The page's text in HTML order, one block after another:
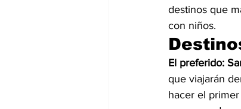
Dispositivos Eventos
Sostenibilidad salud
destinos que
con niños.
El preferido:
que viajarán
hacer el